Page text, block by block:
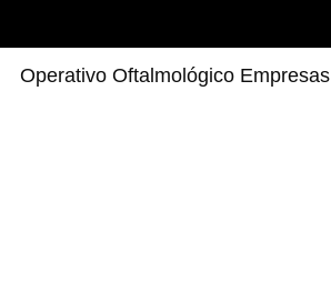
Operativo Oftalmológico Empresas